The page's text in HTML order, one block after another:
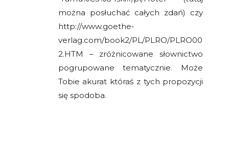
można posłuchać całych zdań) czy
http://www.goethe-
verlag.com/book2/PL/PLRO/PLRO00
2.HTM – zróżnicowane słownictwo
pogrupowane tematycznie. Może
Tobie akurat któraś z tych propozycji
się spodoba.